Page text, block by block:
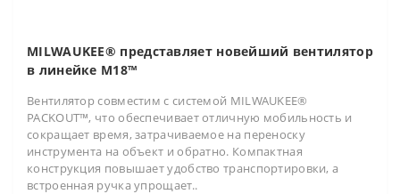
MILWAUKEE® представляет новейший вентилятор
в линейке M18™
Вентилятор совместим с системой MILWAUKEE®
PACKOUT™, что обеспечивает отличную мобильность и
сокращает время, затрачиваемое на переноску
инструмента на объект и обратно. Компактная
конструкция повышает удобство транспортировки, а
встроенная ручка упрощает..